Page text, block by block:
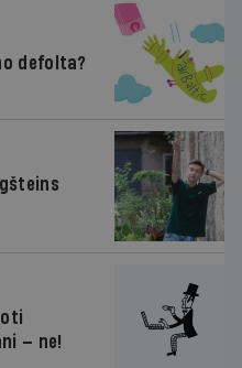
defolta?
— ne!